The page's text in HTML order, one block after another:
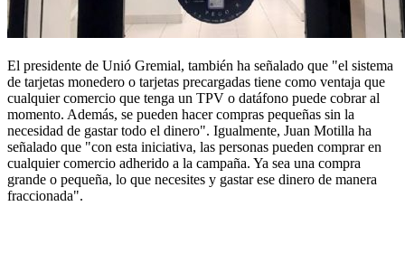
El presidente de Unió Gremial, también ha señalado que "el sistema
de tarjetas monedero o tarjetas precargadas tiene como ventaja que
cualquier comercio que tenga un TPV o datáfono puede cobrar al
momento. Además, se pueden hacer compras pequeñas sin la
necesidad de gastar todo el dinero". Igualmente, Juan Motilla ha
señalado que "con esta iniciativa, las personas pueden comprar en
cualquier comercio adherido a la campaña. Ya sea una compra
grande o pequeña, lo que necesites y gastar ese dinero de manera
fraccionada".